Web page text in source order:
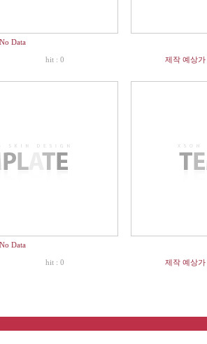
No Data
hit : 0 제작 예상가
No Data
hit : 0 제작 예상가